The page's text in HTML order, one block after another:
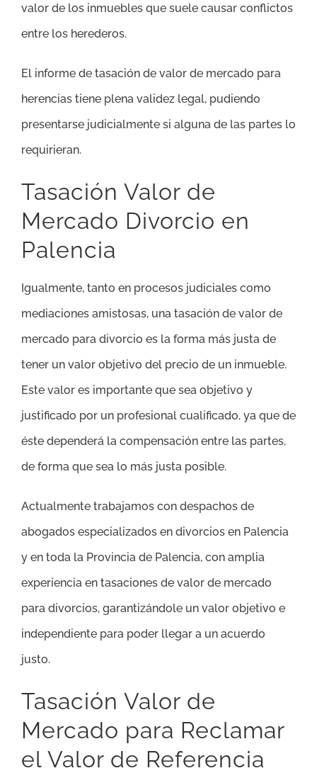
valor de los inmuebles que suele causar conflictos
entre los herederos.
El informe de tasación de valor de mercado para
herencias tiene plena validez legal, pudiendo
presentarse judicialmente si alguna de las partes lo
requirieran.
Tasación Valor de
Mercado Divorcio en
Palencia
Igualmente, tanto en procesos judiciales como
mediaciones amistosas, una tasación de valor de
mercado para divorcio es la forma más justa de
tener un valor objetivo del precio de un inmueble.
Este valor es importante que sea objetivo y
justificado por un profesional cualificado, ya que de
éste dependerá la compensación entre las partes,
de forma que sea lo más justa posible.
Actualmente trabajamos con despachos de
abogados especializados en divorcios en Palencia
y en toda la Provincia de Palencia, con amplia
experiencia en tasaciones de valor de mercado
para divorcios, garantizándole un valor objetivo e
independiente para poder llegar a un acuerdo
justo.
Tasación Valor de
Mercado para Reclamar
el Valor de Referencia